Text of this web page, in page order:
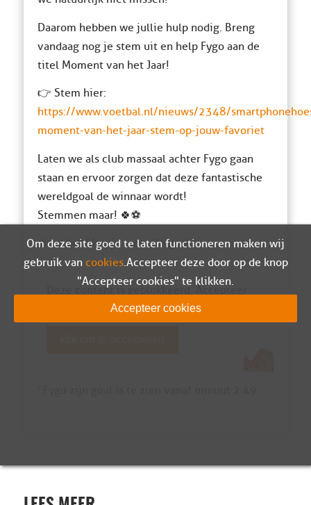
Daarom hebben we jullie hulp nodig. Breng
vandaag nog je stem uit en help Fygo aan de
titel Moment van het Jaar!
👉 Stem hier:
https://www.voetbal.nl/nieuws/2348/
moment-van-het-jaar-stem-op-jouw-favoriet
Laten we als club massaal achter Fygo gaan
staan en ervoor zorgen dat deze fantastische
wereldgoal de winnaar wordt!
Stemmen maar! 🍀⚽
dit is het filmpje met alle goals
Deze content is geblokkeerd. Accepteer
cookies om te bekijken.
Om deze site goed te laten functioneren maken wij
gebruik van cookies. Accepteer deze door op de knop
"Accepteer cookies" te klikken.
Accepteer cookies